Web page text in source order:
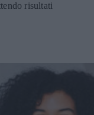
risultati